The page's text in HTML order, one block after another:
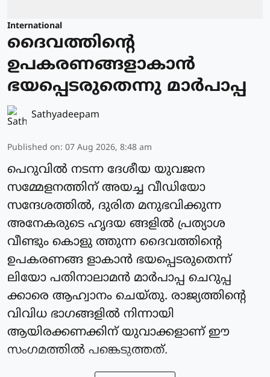
International
ദൈവത്തിന്റെ
ഉപകരണങ്ങളാകാന്‍
ഭയപ്പെടരുതെന്നു മാര്‍പാപ്പ
Sathyadeepam
Published on: 07 Aug 2026, 8:48 am
പെറുവില്‍ നടന്ന ദേശീയ യുവജന
സമ്മേളനത്തിന് അയച്ച വീഡിയോ
സന്ദേശത്തില്‍, ദുരിത മനുഭവിക്കുന്ന
അനേകരുടെ ഹൃദയ ങ്ങളില്‍ പ്രത്യാശ
വീണ്ടും കൊളു ത്തുന്ന ദൈവത്തിന്റെ
ഉപകരണങ്ങ ളാകാന്‍ ഭയപ്പെടരുതെന്ന്
ലിയോ പതിനാലാമന്‍ മാര്‍പാപ്പ ചെറുപ്പ
ക്കാരെ ആഹ്വാനം ചെയ്തു. രാജ്യത്തിന്റെ
വിവിധ ഭാഗങ്ങളില്‍ നിന്നായി
ആയിരക്കണക്കിന് യുവാക്കളാണ് ഈ
സംഗമത്തില്‍ പങ്കെടുത്തത്.